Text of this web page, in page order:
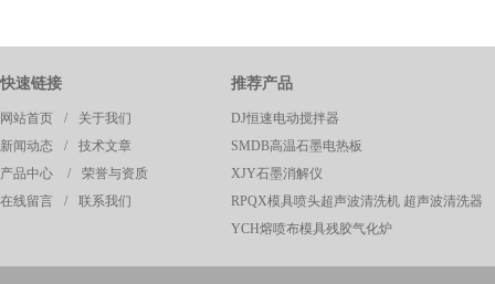
快速链接
网站首页 /
关于我们
新闻动态
/
技术文章
产品中心
/
荣誉与资质
在线留言
/ 联系我们
推荐产品
DJ恒速电动搅拌器
SMDB高温石墨电热板
XJY石墨消解仪
RPQX模具喷头超声波清洗机 超声波清洗器
YCH熔喷布模具残胶气化炉